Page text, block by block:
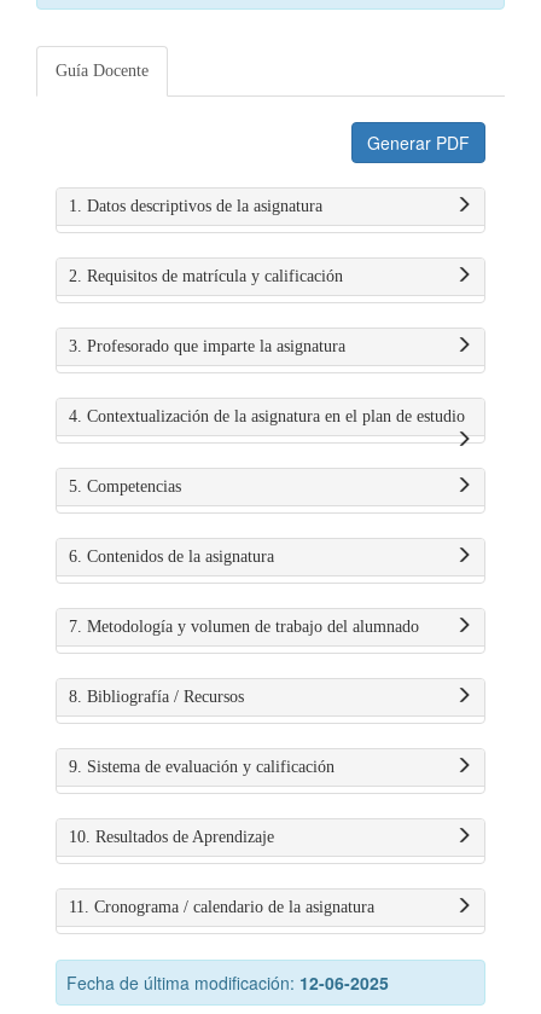
Guía Docente
Generar PDF
1. Datos descriptivos de la asignatura
2. Requisitos de matrícula y calificación
3. Profesorado que imparte la asignatura
4. Contextualización de la asignatura en el plan de estudio
5. Competencias
6. Contenidos de la asignatura
7. Metodología y volumen de trabajo del alumnado
8. Bibliografía / Recursos
9. Sistema de evaluación y calificación
10. Resultados de Aprendizaje
11. Cronograma / calendario de la asignatura
Fecha de última modificación: 12-06-2025